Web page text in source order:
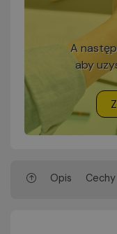
A
aby
Opis Cechy